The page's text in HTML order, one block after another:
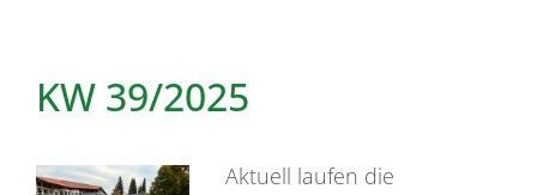
KW 39/2025
Aktuell laufen die